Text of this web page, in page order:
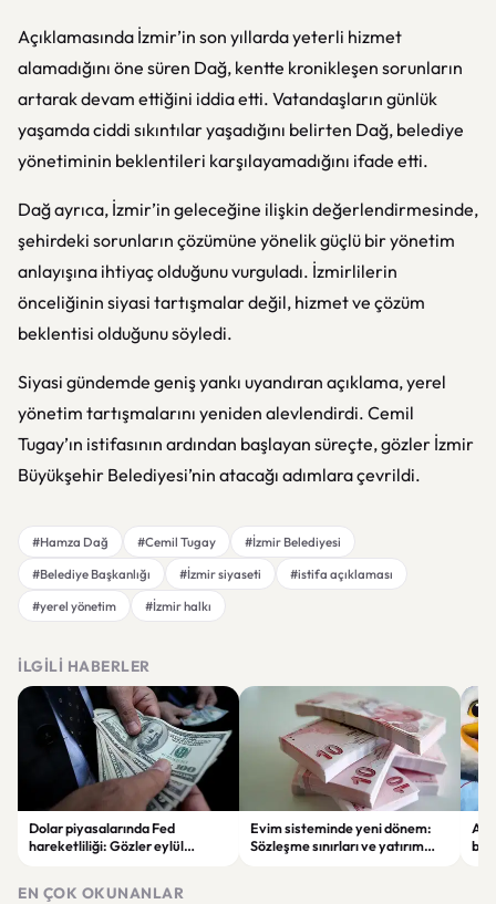
Açıklamasında İzmir’in son yıllarda yeterli hizmet
alamadığını öne süren Dağ, kentte kronikleşen sorunların
artarak devam ettiğini iddia etti. Vatandaşların günlük
yaşamda ciddi sıkıntılar yaşadığını belirten Dağ, belediye
yönetiminin beklentileri karşılayamadığını ifade etti.
Dağ ayrıca, İzmir’in geleceğine ilişkin değerlendirmesinde,
şehirdeki sorunların çözümüne yönelik güçlü bir yönetim
anlayışına ihtiyaç olduğunu vurguladı. İzmirlilerin
önceliğinin siyasi tartışmalar değil, hizmet ve çözüm
beklentisi olduğunu söyledi.
Siyasi gündemde geniş yankı uyandıran açıklama, yerel
yönetim tartışmalarını yeniden alevlendirdi. Cemil
Tugay’ın istifasının ardından başlayan süreçte, gözler İzmir
Büyükşehir Belediyesi’nin atacağı adımlara çevrildi.
#Hamza Dağ #Cemil Tugay
#İzmir Belediyesi
#Belediye Başkanlığı
#İzmir siyaseti
#istifa açıklaması
#yerel yönetim
#İzmir halkı
İLGILI HABERLER
Dolar piyasalarında Fed
hareketliliği: Gözler eylül
Evim sisteminde yeni dönem:
Sözleşme sınırları ve yatırım
EN ÇOK OKUNANLAR